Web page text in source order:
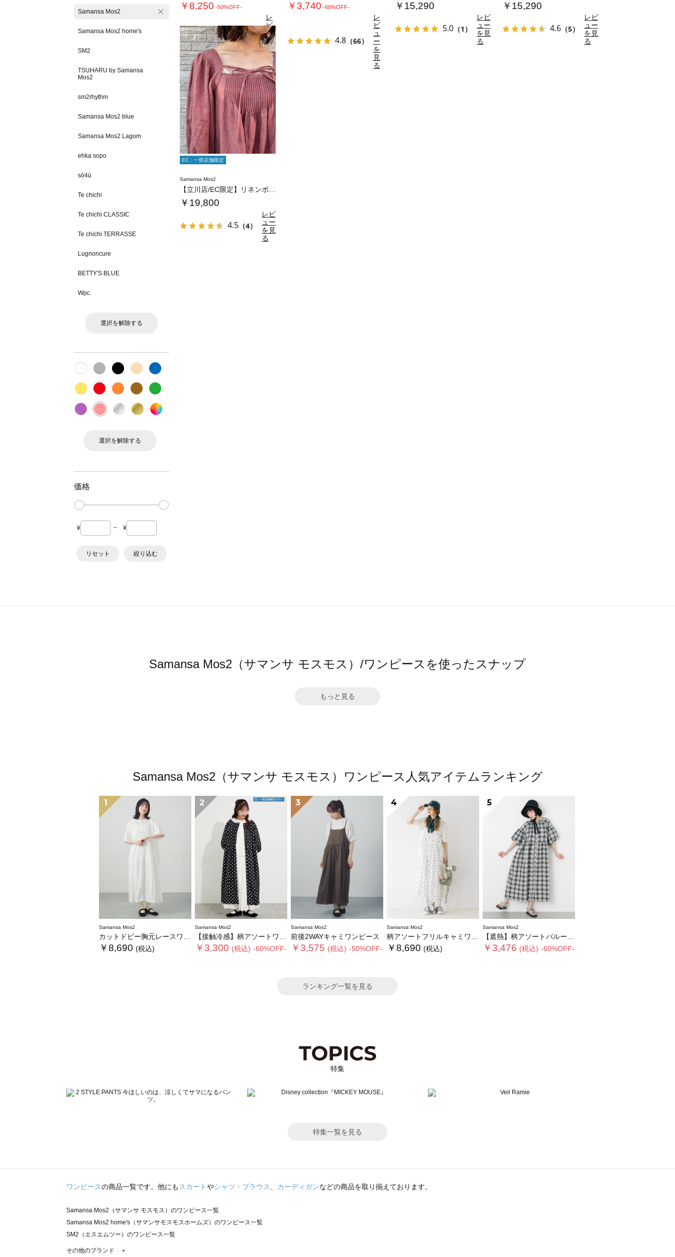
Samansa Mos2
Samansa Mos2 home's
SM2
TSUHARU by Samansa
Mos2
sm2rhythm
Samansa Mos2 blue
Samansa Mos2 Lagom
ehka sopo
sō4ū
Te chichi
Te chichi CLASSIC
Te chichi TERRASSE
Lugnoncure
BETTY'S BLUE
Wpc.
選択を解除する
選択を解除する
価格
¥ ~ ¥
リセット 絞り込む
￥8,250 -50%OFF-
4.8（43）
レ
ビ
ュ
ー
を
見
る
￥3,740 -60%OFF-
4.8 （66）
レ
ビ
ュ
ー
を
見
る
￥15,290
5.0 （1）
レビ
ュー
を見
る
￥15,290
4.6 （5）
レビ
ュー
を見
る
お気に入り
EC・一部店舗限定
Samansa Mos2
￥19,800
4.5 （4）
レビ
ュー
を見
る
Samansa Mos2（サマンサ モスモス）/ワンピースを使ったスナップ
もっと見る
Samansa Mos2（サマンサ モスモス）ワンピース人気アイテムランキング
1
Samansa Mos2
カットドビー胸元レースワンピース
￥8,690 (税込)
2
Samansa Mos2
【接触冷感】柄アソートワンピース《限定カラーあり》
￥3,300 (税込) -60%OFF-
3
Samansa Mos2
前後2WAYキャミワンピース
￥3,575 (税込) -50%OFF-
4
Samansa Mos2
柄アソートフリルキャミワンピース《WEB限定カラーあり》
￥8,690 (税込)
5
Samansa Mos2
【遮熱】柄アソートバルーンスリーブワンピース
￥3,476 (税込) -60%OFF-
ランキング一覧を見る
特集
特集一覧を見る
ワンピースの商品一覧です。他にもスカートやシャツ・ブラウス、 カーディガンなどの商品を取り揃えております。
Samansa Mos2（サマンサ モスモス）のワンピース一覧
Samansa Mos2 home's（サマンサモスモスホームズ）のワンピース一覧
SM2（エスエムツー）のワンピース一覧
TSUHARU by Samansa Mos2（ツハルバイサマンサモスモス）のワンピース一覧
その他のブランド ＋